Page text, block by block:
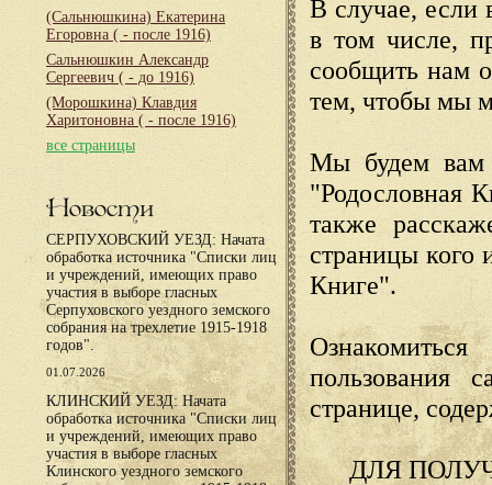
(Сальнюшкина) Екатерина
Егоровна ( - после 1916)
Сальнюшкин Александр
Сергеевич ( - до 1916)
(Морошкина) Клавдия
Харитоновна ( - после 1916)
все страницы
Новости
СЕРПУХОВСКИЙ УЕЗД: Начата
обработка источника "Списки лиц
и учреждений, имеющих право
участия в выборе гласных
Серпуховского уездного земского
собрания на трехлетие 1915-1918
годов".
01.07.2026
КЛИНСКИЙ УЕЗД: Начата
обработка источника "Списки лиц
и учреждений, имеющих право
участия в выборе гласных
Клинского уездного земского
В случае, если
в том числе,
сообщить нам
тем, чтобы мы
Мы будем вам
"Родословная
также
страницы кого
Книге".
пользования
странице,
ДЛЯ